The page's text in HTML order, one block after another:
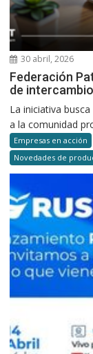
30 abril, 2026
Federación
de
La iniciativa
a la comunidad
Empresas en acción
Novedades de